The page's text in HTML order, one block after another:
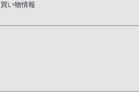
い物情報